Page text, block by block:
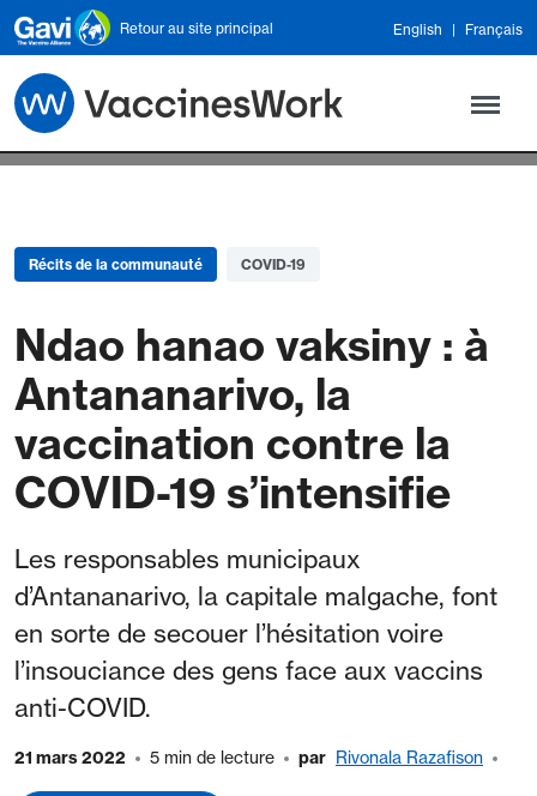
Skip to main content
Retour au site principal English Français
Récits de la communauté COVID-19
Ndao hanao vaksiny : à
Antananarivo, la
vaccination contre la
COVID-19 s’intensifie
Les responsables municipaux
d’Antananarivo, la capitale malgache, font
en sorte de secouer l’hésitation voire
l’insouciance des gens face aux vaccins
anti-COVID.
21 mars 2022 5 min de lecture par Rivonala Razafison